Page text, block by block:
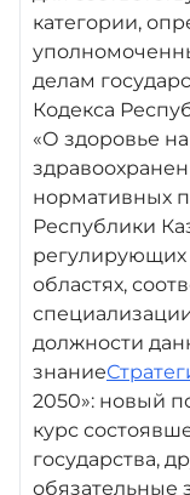
категории,
делам
Кодекса
«О здоровье
нормативных
Республики
областях,
должности
знание
2050»: новый
курс
государства,
обязательные